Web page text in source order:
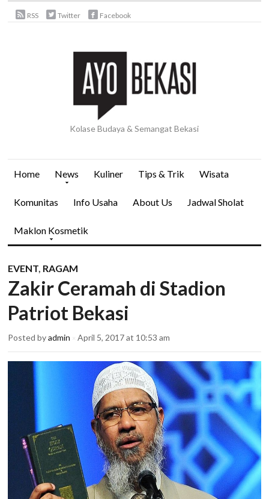
RSS Twitter Facebook
Kolase Budaya & Semangat Bekasi
Home News Kuliner Tips & Trik Wisata
Komunitas Info Usaha About Us Jadwal Sholat
Maklon Kosmetik
EVENT, RAGAM
Zakir Ceramah di Stadion
Patriot Bekasi
Posted byadmin April 5, 2017 at 10:53 am